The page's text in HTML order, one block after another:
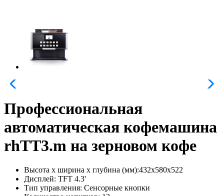
Профессиональная
автоматическая кофемашина
rhTT3.m на зерновом кофе
Высота х ширина х глубина (мм):432х580х522
Дисплей: TFT 4.3'
Тип управления: Сенсорные кнопки